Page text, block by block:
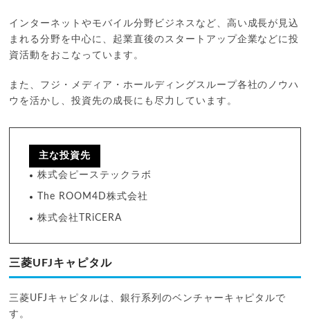
インターネットやモバイル分野ビジネスなど、高い成長が見込
まれる分野を中心に、起業直後のスタートアップ企業などに投
資活動をおこなっています。
また、フジ・メディア・ホールディングスループ各社のノウハ
ウを活かし、投資先の成長にも尽力しています。
主な投資先
株式会ピーステックラボ
The ROOM4D株式会社
株式会社TRiCERA
三菱UFJキャピタル
三菱UFJキャピタルは、銀行系列のベンチャーキャピタルで
す。